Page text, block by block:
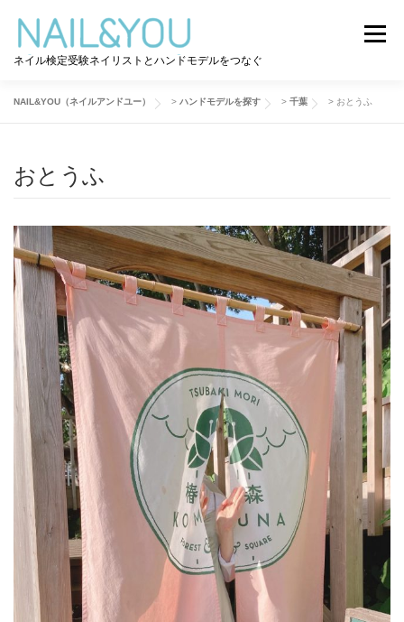
ネイル検定受験ネイリストとハンドモデルをつなぐ
メニュー
ハンドモデルを探す
お問い合わせ
NAIL&YOU（ネイルアンドユー） > ハンドモデルを探す > 千葉 > おとうふ
おとうふ